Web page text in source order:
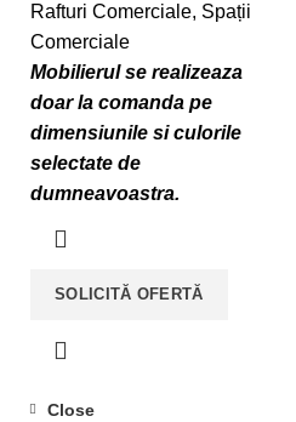
Rafturi Comerciale, Spații
Comerciale
Mobilierul se realizeaza
doar la comanda pe
dimensiunile si culorile
selectate de
dumneavoastra.
SOLICITĂ OFERTĂ
Close